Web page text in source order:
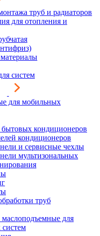
труб и радиаторов
для отопления и
систем
для мобильных
кондиционеров
кондиционеров
и сервисные чехлы
мультизональных
труб
для
систем